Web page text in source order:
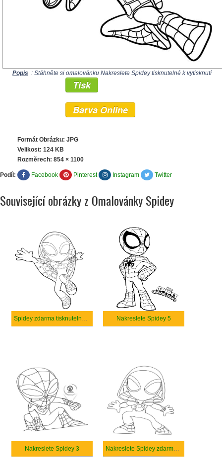
Popis : Stáhněte si omalovánku Nakreslete Spidey tisknutelné k vytisknutí
Tisk
Barva Online
Formát Obrázku: JPG
Velikost: 124 KB
Rozměrech: 854 × 1100
Podíl: Facebook Pinterest Instagram Twitter
Související obrázky z Omalovánky Spidey
Spidey zdarma tisknutelné pro děti Nakreslete Spidey 5
Nakreslete Spidey 3 Nakreslete Spidey zdarma snadný